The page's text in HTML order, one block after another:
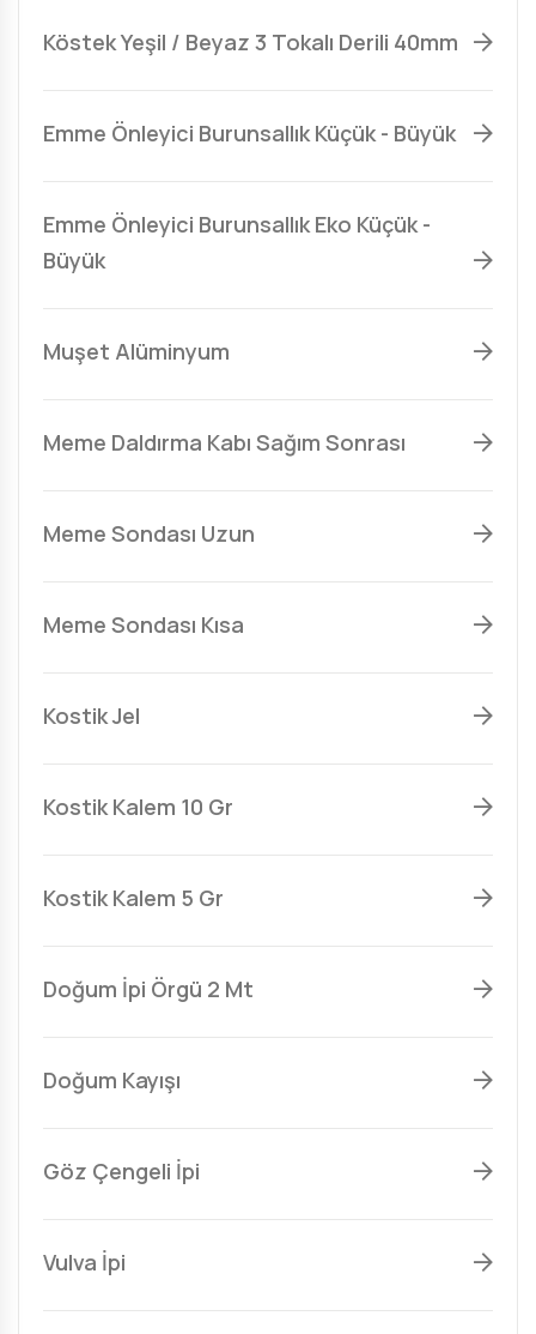
Köstek Yeşil / Beyaz 3 Tokalı Derili 40mm
Emme Önleyici Burunsallık Küçük - Büyük
Emme Önleyici Burunsallık Eko Küçük -
Büyük
Muşet Alüminyum
Meme Daldırma Kabı Sağım Sonrası
Meme Sondası Uzun
Meme Sondası Kısa
Kostik Jel
Kostik Kalem 10 Gr
Kostik Kalem 5 Gr
Doğum İpi Örgü 2 Mt
Doğum Kayışı
Göz Çengeli İpi
Vulva İpi